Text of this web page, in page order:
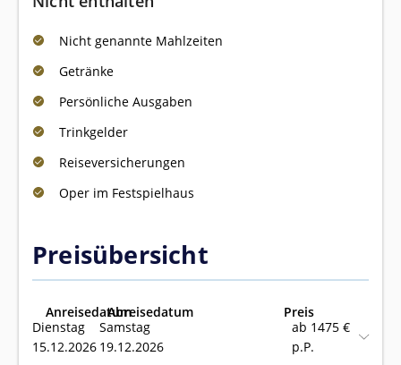
Nicht genannte Mahlzeiten
Getränke
Persönliche Ausgaben
Trinkgelder
Reiseversicherungen
Oper im Festspielhaus
Preisübersicht
AnreisedatumAbreisedatum
Preis
Dienstag
15.12.2026
Samstag
19.12.2026
ab 1475 €
p.P.